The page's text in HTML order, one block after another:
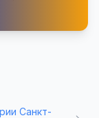
Санкт-